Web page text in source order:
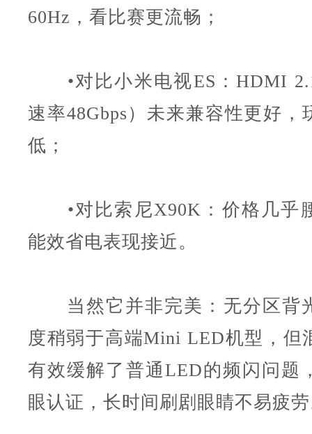
60Hz，看比赛更流畅；
•对比小米电视ES：HDMI
速率48Gbps）未来兼容性更好，
低；
•对比索尼X90K：价格几乎
能效省电表现接近。
当然它并非完美：无分区背
度稍弱于高端Mini LED机型，但
有效缓解了普通LED的频闪问题
眼认证，长时间刷剧眼睛不易疲